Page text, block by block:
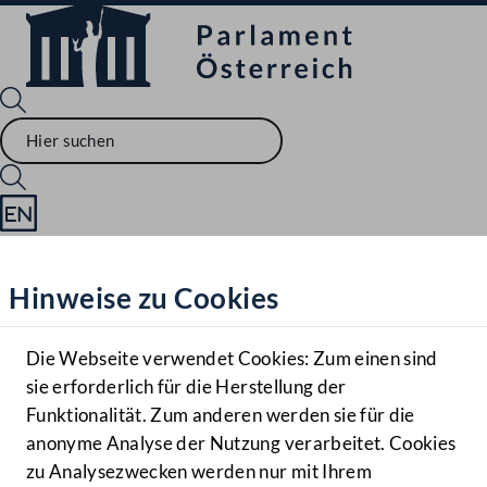
Hilfe
Benutzer
Navigationsmenü öffnen
MENÜ
Hinweise zu Cookies
Die Webseite verwendet Cookies: Zum einen sind
sie erforderlich für die Herstellung der
Funktionalität. Zum anderen werden sie für die
anonyme Analyse der Nutzung verarbeitet. Cookies
zu Analysezwecken werden nur mit Ihrem